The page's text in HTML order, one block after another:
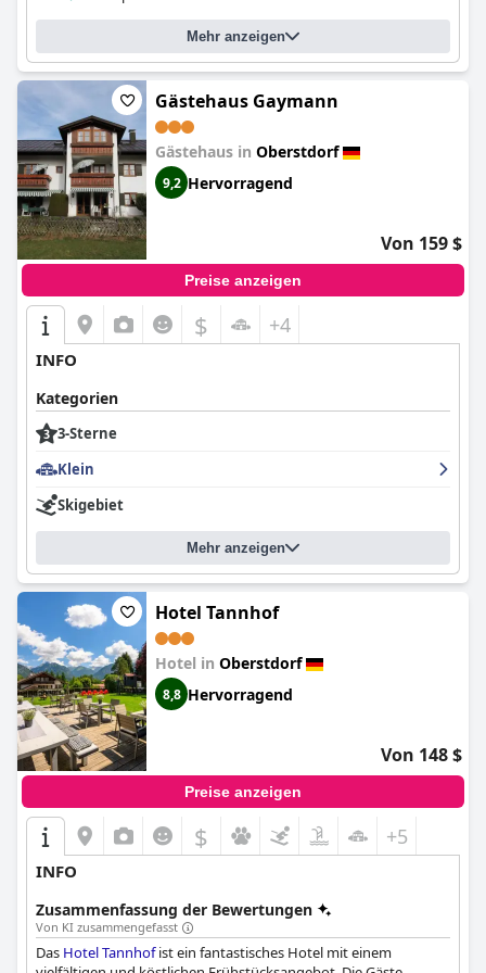
Mehr anzeigen
Gästehaus Gaymann
Gästehaus in Oberstdorf
9,2 Hervorragend
Von 159 $
Preise anzeigen
$ +4
INFO
Kategorien
3-Sterne
Klein
Skigebiet
Mehr anzeigen
Hotel Tannhof
Hotel in Oberstdorf
8,8 Hervorragend
Von 148 $
Preise anzeigen
$ +5
INFO
Zusammenfassung der Bewertungen
Von KI zusammengefasst
Das Hotel Tannhofist ein fantastisches Hotel mit einem